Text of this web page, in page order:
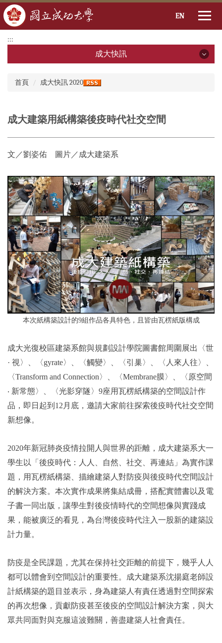
到
要
EN
:::
成大快訊
2025年
2024年
2023年
2022年
2021年
2020年
2019年
首頁
成大快訊 2020
成大建築用紙構築後疫時代社交空間
文／劉姿佑 圖片／成大建築系
本次紙構築設計的9組作品各具特色，且皆由瓦楞紙版構成
成大光復校區建築系館與規劃設計學院圖書館周圍展出〈世
· 視〉、〈gyrate〉、〈觸變〉、〈引巢〉、〈人來人往〉、
〈Transform and Connection〉、〈Membrane膜〉、〈原空間
‧ 新常態〉、〈光影穿隧〉9座用瓦楞紙構築的空間設計作
品，即日起到12月底，邀請大家前往探索後疫時代社交空間
新想像。
2020年新冠肺炎疫情拉開人與世界的距離，成大建築系大一
學生以「後疫時代：人人、自然、社交、再連結」為實作課
題，用瓦楞紙構築、描繪建築人對防疫與後疫時代空間設計
的解決方案。本次實作成果將集結成冊，搭配實體書以及電
子書一同出版，讓學生對後疫情時代的空間想像與實踐成
果，能被廣泛的看見，為台灣後疫時代注入一股新的建築設
計力量。
防疫是全民課題，尤其在保持社交距離的前提下，幾乎人人
都可以體會到空間設計的重要性。成大建築系沈揚庭老師設
計紙構築的題目並表示，身為建築人有責任透過對空間探索
的再次想像，貢獻防疫甚至後疫的空間設計解決方案，與大
眾共同面對與克服這波難關，善盡建築人社會責任。